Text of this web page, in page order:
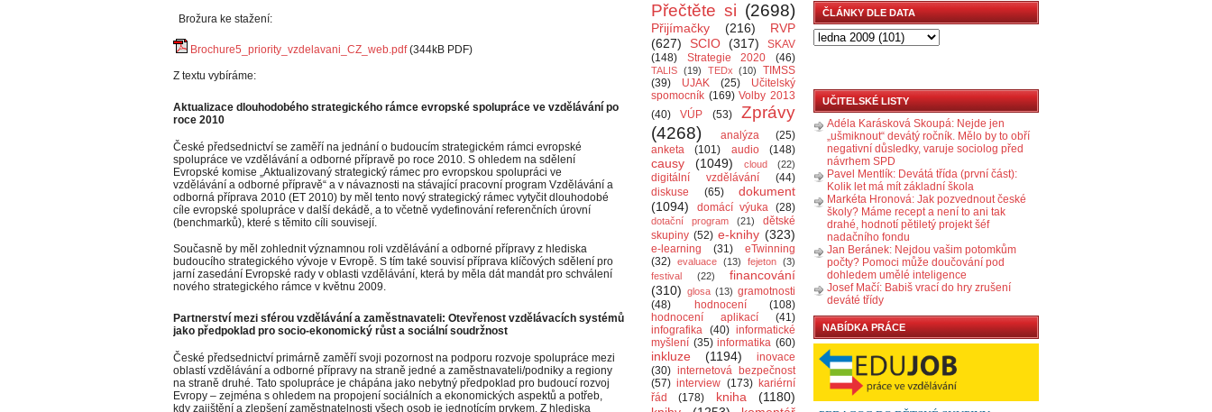
Brožura ke stažení:
Brochure5_priority_vzdelavani_CZ_web.pdf(344kB PDF)
Z textu vybíráme:
Aktualizace dlouhodobého strategického rámce evropské spolupráce ve vzdělávání po
roce 2010
České předsednictví se zaměří na jednání o budoucím strategickém rámci evropské
spolupráce ve vzdělávání a odborné přípravě po roce 2010. S ohledem na sdělení
Evropské komise „Aktualizovaný strategický rámec pro evropskou spolupráci ve
vzdělávání a odborné přípravě“ a v návaznosti na stávající pracovní program Vzdělávání a
odborná příprava 2010 (ET 2010) by měl tento nový strategický rámec vytyčit dlouhodobé
cíle evropské spolupráce v další dekádě, a to včetně vydefinování referenčních úrovní
(benchmarků), které s těmito cíli souvisejí.
Současně by měl zohlednit významnou roli vzdělávání a odborné přípravy z hlediska
budoucího strategického vývoje v Evropě. S tím také souvisí příprava klíčových sdělení pro
jarní zasedání Evropské rady v oblasti vzdělávání, která by měla dát mandát pro schválení
nového strategického rámce v květnu 2009.
Partnerství mezi sférou vzdělávání a zaměstnavateli: Otevřenost vzdělávacích systémů
jako předpoklad pro socio-ekonomický růst a sociální soudržnost
České předsednictví primárně zaměří svoji pozornost na podporu rozvoje spolupráce mezi
oblastí vzdělávání a odborné přípravy na straně jedné a zaměstnavateli/podniky a regiony
na straně druhé. Tato spolupráce je chápána jako nebytný předpoklad pro budoucí rozvoj
Evropy – zejména s ohledem na propojení sociálních a ekonomických aspektů a potřeb,
kdy zajištění a zlepšení zaměstnatelnosti všech osob je jednotícím prvkem. Z hlediska
Přečtěte si (2698)
Přijímačky (216)
RVP
(627)
SCIO (317)
SKAV
(148)
Strategie 2020 (46)
TALIS (19) TEDx (10)
TIMSS
(39)
UJAK (25)
Učitelský
spomocník (169) Volby 2013
(40)
VÚP (53)
Zprávy
(4268)
analýza
(25)
anketa
(101) audio (148)
causy (1049) cloud (22)
digitální vzdělávání
(44)
diskuse
(65)
dokument
(1094)
domácí výuka (28)
dotační program (21)
dětské
skupiny (52) e-knihy (323)
e-learning (31)
eTwinning
(32) evaluace (13) fejeton (3)
festival
(22)
financování
(310) glosa (13) gramotnosti
(48)
hodnocení
(108)
hodnocení aplikací
(41)
infografika (40) informatické
myšlení (35) informatika (60)
inkluze (1194)
inovace
(30) internetová bezpečnost
(57) interview (173) kariérní
řád
(178) kniha
(1180)
ČLÁNKY DLE DATA
UČITELSKÉ LISTY
Adéla Karásková Skoupá: Nejde jen
„ušmiknout“ devátý ročník. Mělo by to obří
negativní důsledky, varuje sociolog před
návrhem SPD
Pavel Mentlík: Devátá třída (první část):
Kolik let má mít základní škola
Markéta Hronová: Jak pozvednout české
školy? Máme recept a není to ani tak
drahé, hodnotí pětiletý projekt šéf
nadačního fondu
Jan Beránek: Nejdou vašim potomkům
počty? Pomoci může doučování pod
dohledem umělé inteligence
Josef Mačí: Babiš vrací do hry zrušení
deváté třídy
NABÍDKA PRÁCE